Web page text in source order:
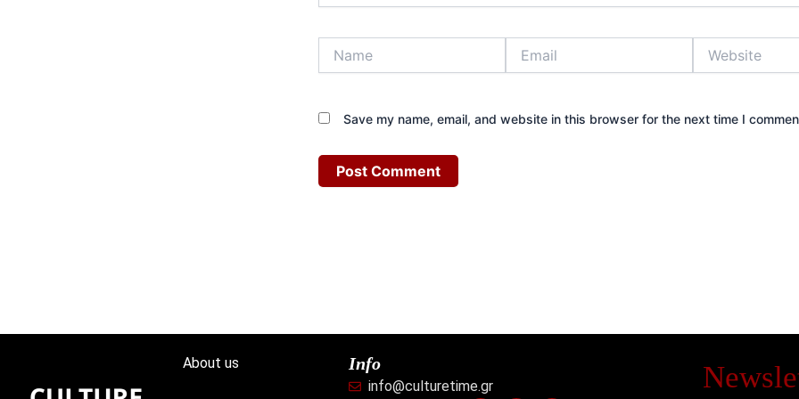
Save my name, email, and website in this browser for the next time I
About us Info
info@culturetime.gr